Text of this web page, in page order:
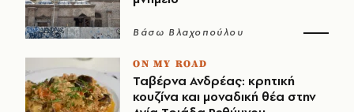
Βάσω Βλαχοπούλου
ON MY ROAD
Ταβέρνα Ανδρέας: κρητική
κουζίνα και μοναδική θέα στην